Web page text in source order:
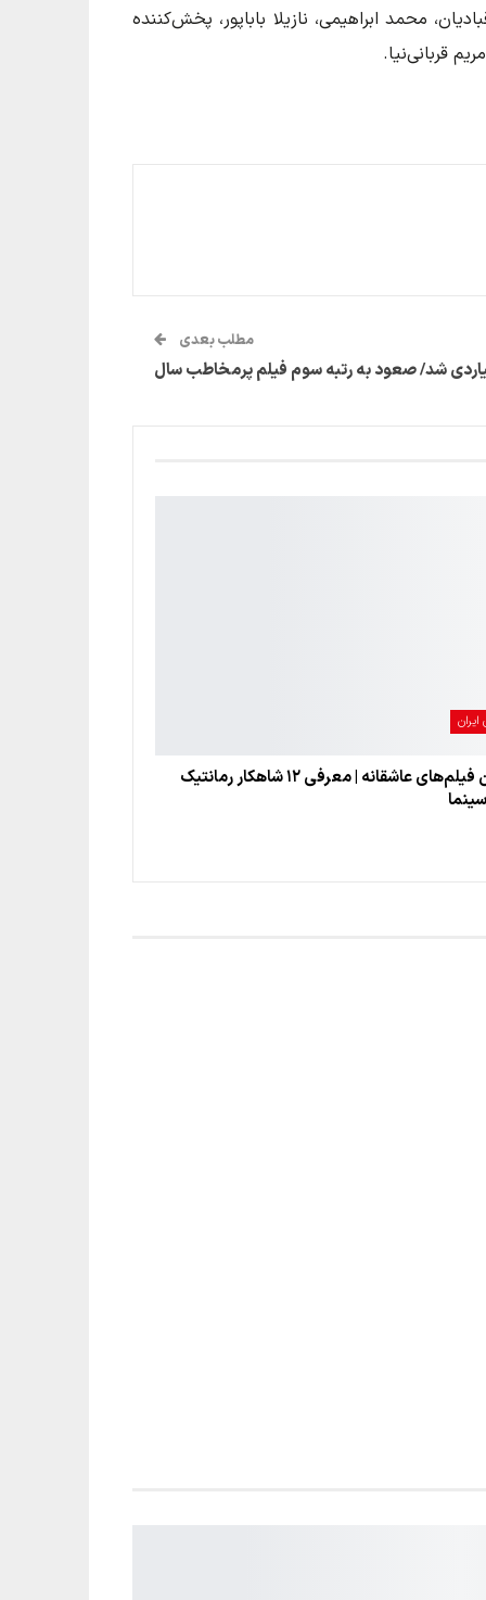
محمد ابراهیمی، نازیلا باباپور، پخش‌کننده
قربانی‌نیا.
مطلب بعدی
بهترین فیلم‌های عاشقانه | معرفی ۱۲ شاهکار رمانتیک